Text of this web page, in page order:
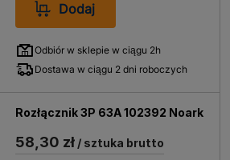
Dodaj
Odbiór w sklepie w ciągu 2h
Dostawa w ciągu 2 dni roboczych
Rozłącznik 3P 63A 102392 Noark
58,30 zł / sztuka brutto